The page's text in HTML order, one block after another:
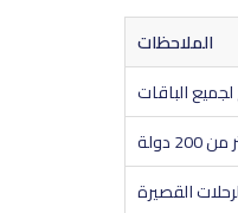
الملاحظات
الباقات
دولة
القصيرة